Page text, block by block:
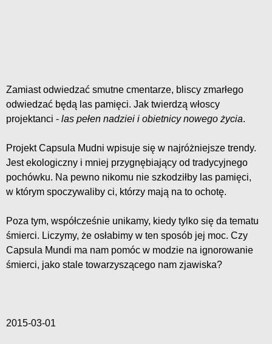
Zamiast odwiedzać smutne cmentarze, bliscy zmarłego
odwiedzać będą las pamięci. Jak twierdzą włoscy
projektanci - las pełen nadziei i obietnicy nowego życia.
Projekt Capsula Mudni wpisuje się w najróżniejsze trendy.
Jest ekologiczny i mniej przygnębiający od tradycyjnego
pochówku. Na pewno nikomu nie szkodziłby las pamięci,
w którym spoczywaliby ci, którzy mają na to ochotę.
Poza tym, współcześnie unikamy, kiedy tylko się da tematu
śmierci. Liczymy, że osłabimy w ten sposób jej moc. Czy
Capsula Mundi ma nam pomóc w modzie na ignorowanie
śmierci, jako stale towarzyszącego nam zjawiska?
2015-03-01